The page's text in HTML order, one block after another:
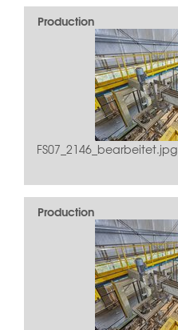
Production
FS07_2146_bearbeitet.jpg
Production